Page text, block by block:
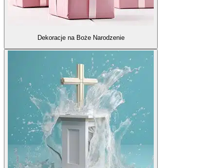
Dekoracje na Boże Narodzenie